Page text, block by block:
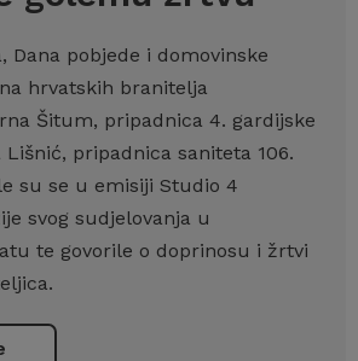
Dana pobjede i domovinske
hrvatskih branitelja
Šitum, pripadnica 4. gardijske
Lišnić, pripadnica saniteta 106.
su se u emisiji Studio 4
svog sudjelovanja u
te govorile o doprinosu i žrtvi